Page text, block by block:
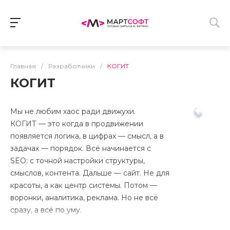
Главная / Разработчики / КОГИТ
КОГИТ
Мы не любим хаос ради движухи.
КОГИТ — это когда в продвижении
появляется логика, в цифрах — смысл, а в
задачах — порядок. Всё начинается с
SEO: с точной настройки структуры,
смыслов, контента. Дальше — сайт. Не для
красоты, а как центр системы. Потом —
воронки, аналитика, реклама. Но не всё
сразу, а всё по уму.